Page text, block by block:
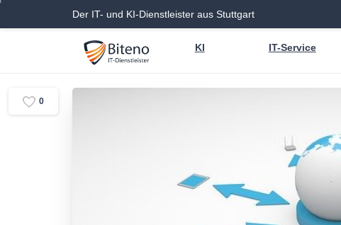
Der IT- und KI-Dienstleister aus Stuttgart
KI IT-Service
0